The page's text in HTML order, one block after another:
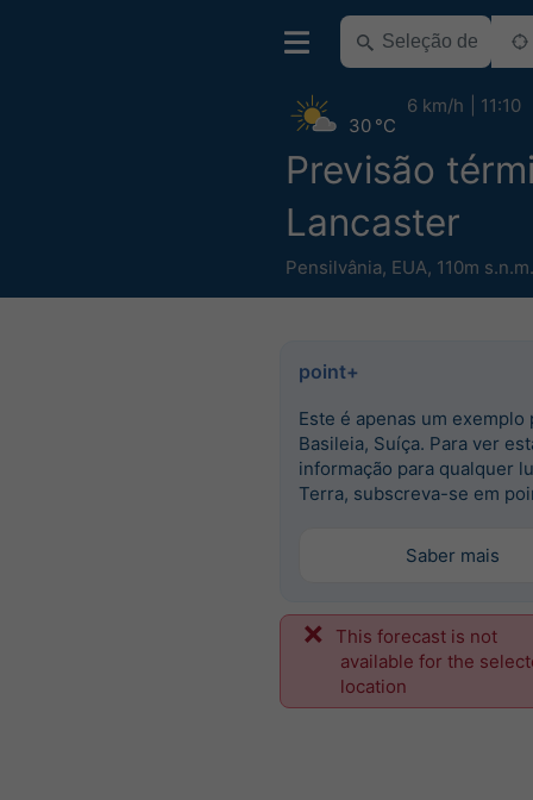
Previsão
Lancaster
Pensilvânia, EUA, 110m s.n.m.
30 °C
6 km/h 11:10
point+
Este é apenas um exemplo
Basileia, Suíça. Para ver
informação para qualquer
Terra, subscreva-se em
Saber mais
This forecast is not
available for the
location